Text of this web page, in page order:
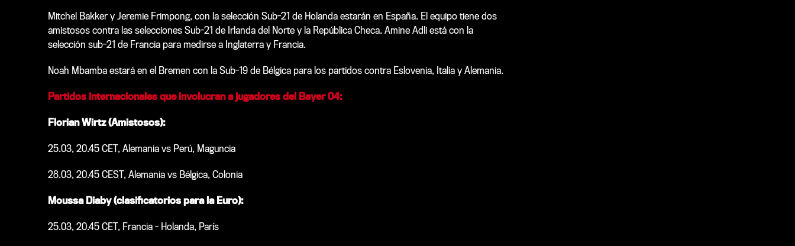
Mitchel Bakker y Jeremie Frimpong, con la selección Sub-21 de Holanda estarán en España. El equipo tiene dos
amistosos contra las selecciones Sub-21 de Irlanda del Norte y la República Checa. Amine Adli está con la
selección sub-21 de Francia para medirse a Inglaterra y Francia.
Noah Mbamba estará en el Bremen con la Sub-19 de Bélgica para los partidos contra Eslovenia, Italia y Alemania.
Partidos internacionales que involucran a jugadores del Bayer 04:
Florian Wirtz (Amistosos):
25.03, 20.45 CET, Alemania vs Perú, Maguncia
28.03, 20.45 CEST, Alemania vs Bélgica, Colonia
Moussa Diaby (clasificatorios para la Euro):
25.03, 20.45 CET, Francia - Holanda, París